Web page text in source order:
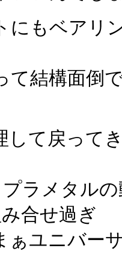
にもベアリ
て結構面倒
して戻って
ラメタル
合せ過ぎ
ぁユニバー